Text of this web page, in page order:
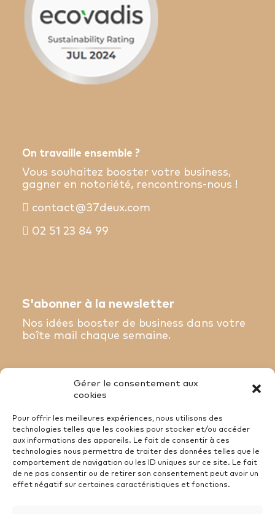
Gérer le consentement aux
cookies
Pour offrir les meilleures expériences, nous utilisons des
technologies telles que les cookies pour stocker et/ou accéder
aux informations des appareils. Le fait de consentir à ces
technologies nous permettra de traiter des données telles que le
comportement de navigation ou les ID uniques sur ce site. Le fait
de ne pas consentir ou de retirer son consentement peut avoir un
effet négatif sur certaines caractéristiques et fonctions.
On travaille ensemble ?
Vous souhaitez booster votre business,
gagner en notoriété, rencontrons-nous !
contact@37deux.com
02 51 23 84 99
S'abonner à la newsletter
Nos idées booster de business dans votre
boîte mail chaque semaine.
S'inscrire à la newsletter
Mentions Légales
Recrutement